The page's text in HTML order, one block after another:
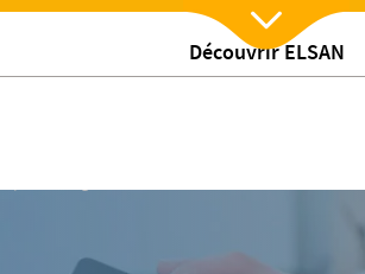
Découvrir ELSAN
Nx:Afficher menu
/Radiologie